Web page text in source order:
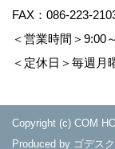
FAX：086-223-
＜営業時間＞9:00
＜定休日＞毎週月
Copyright (c) COM
Produced by ゴデス